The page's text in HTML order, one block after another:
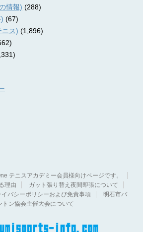
情報) (288)
(67)
ニス) (1,896)
テニスアカデミー会員様向けページです。
理由
ガット張り替え夜間即張について
イバシーポリシーおよび免責事項
明石市バ
トン協会主催大会について